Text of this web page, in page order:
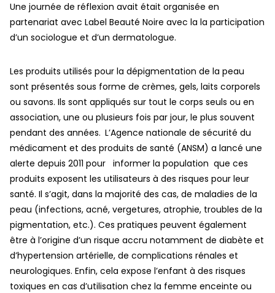
Une journée de réflexion avait était organisée en
partenariat avec Label Beauté Noire avec la la participation
d’un sociologue et d’un dermatologue.
Les produits utilisés pour la dépigmentation de la peau
sont présentés sous forme de crèmes, gels, laits corporels
ou savons. Ils sont appliqués sur tout le corps seuls ou en
association, une ou plusieurs fois par jour, le plus souvent
pendant des années. L’Agence nationale de sécurité du
médicament et des produits de santé (ANSM) a lancé une
alerte depuis 2011 pour informer la population que ces
produits exposent les utilisateurs à des risques pour leur
santé. Il s’agit, dans la majorité des cas, de maladies de la
peau (infections, acné, vergetures, atrophie, troubles de la
pigmentation, etc.). Ces pratiques peuvent également
être à l’origine d’un risque accru notamment de diabète et
d’hypertension artérielle, de complications rénales et
neurologiques. Enfin, cela expose l’enfant à des risques
toxiques en cas d’utilisation chez la femme enceinte ou